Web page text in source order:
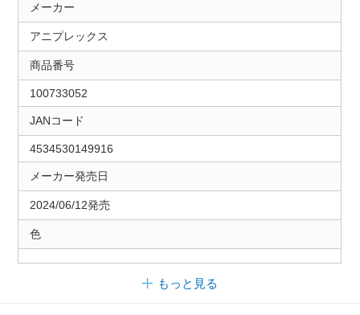
メーカー
アニプレックス
商品番号
100733052
JANコード
4534530149916
メーカー発売日
2024/06/12発売
色
もっと見る